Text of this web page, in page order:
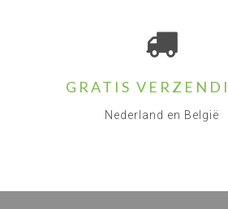
GRATIS
Nederland en België